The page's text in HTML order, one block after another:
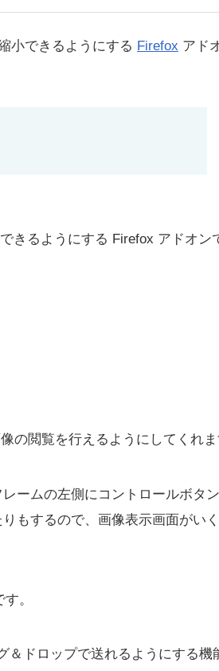
小できるようにする Firefox アド
きるようにする Firefox アドオン
の閲覧を行えるようにしてくれま
ームの左側にコントロールボタ
もするので、画像表示画面がい
。
＆ドロップで送れるようにする機